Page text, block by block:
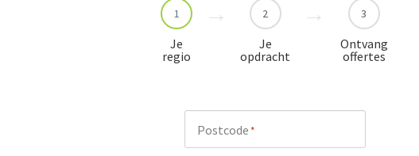
1
Je
regio
2
Je
opdracht
3
Ontvang
offertes
Postcode*